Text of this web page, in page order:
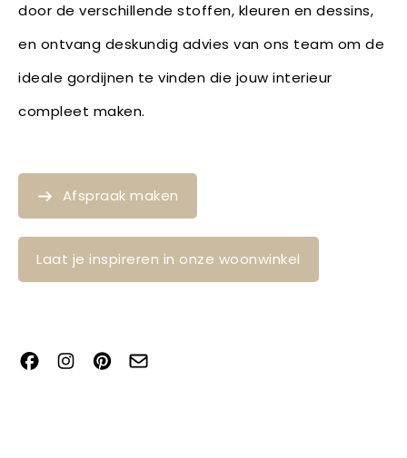
door de verschillende stoffen, kleuren en dessins,
en ontvang deskundig advies van ons team om de
ideale gordijnen te vinden die jouw interieur
compleet maken.
Afspraak maken
Laat je inspireren in onze woonwinkel